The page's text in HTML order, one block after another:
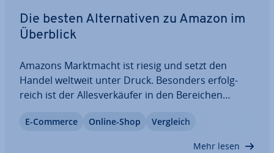
Die besten Al­ter­na­ti­ven zu Amazon im
Überblick
Amazons Markt­macht ist riesig und setzt den
Handel weltweit unter Druck. Besonders er­folg­
reich ist der Al­les­ver­käu­fer in den Bereichen
aus den Segmenten Fashion, Beauty sowie Home
E-Commerce Online-Shop Vergleich
Mehr lesen